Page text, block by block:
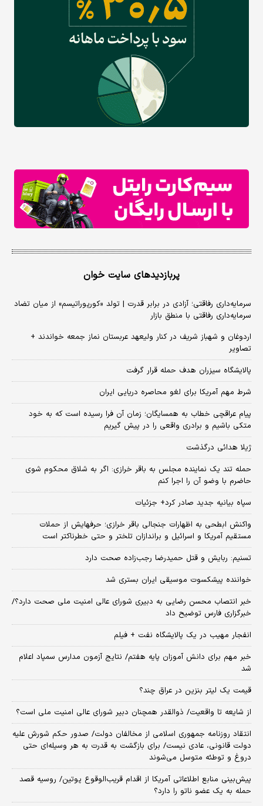
پربازدیدهای سایت خوان
سرمایه‌داری رفاقتی؛ آزادی در برابر قدرت | تولد «کورپوراتیسم» از میان تضاد
سرمایه‌داری رفاقتی با منطق بازار
اردوغان و شهباز شریف در کنار ولیعهد عربستان نماز جمعه خواندند +
تصاویر
پالایشگاه سیزران هدف حمله قرار گرفت
شرط مهم آمریکا برای لغو محاصره دریایی ایران
پیام عراقچی خطاب به همسایگان؛ زمان آن فرا رسیده است که به خود
متکی باشیم و برادری واقعی را در پیش گیریم
ژیلا هدائی درگذشت
حمله تند یک نماینده مجلس به باقر خرازی: اگر به شلاق محکوم شوی
حاضرم با وضو آن را اجرا کنم
سپاه بیانیه جدید صادر کرد+ جزئیات
واکنش ابطحی به اظهارات جنجالی باقر خرازی؛ حرفهایش از حملات
مستقیم آمریکا و اسرائیل و براندازان تلختر و حتی خطرناکتر است
تسنیم: ربایش و قتل حمیدرضا رجب‌زاده صحت دارد
خواننده پیشکسوت موسیقی ایران بستری شد
خبر انتصاب محسن رضایی به دبیری شورای عالی امنیت ملی صحت دارد؟/
خبرگزاری فارس توضیح داد
انفجار مهیب در یک پالایشگاه نفت + فیلم
خبر مهم برای دانش آموزان پایه هفتم/ نتایج آزمون مدارس سمپاد اعلام
شد
قیمت یک لیتر بنزین در عراق چند؟
از شایعه تا واقعیت/ ذوالقدر همچنان دبیر شورای ‌عالی امنیت ملی است؟
انتقاد روزنامه جمهوری اسلامی از مخالفان دولت/ صدور حکم شورش علیه
دولت قانونی، عادی نیست/ برای بازگشت به قدرت به هر وسیله‌ای حتی
دروغ و توطئه متوسل می‌شوند
پیش‌بینی منابع اطلاعاتی آمریکا از اقدام قریب‌الوقوع پوتین/ روسیه قصد
حمله به یک عضو ناتو را دارد؟